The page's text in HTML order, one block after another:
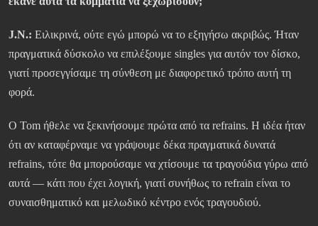
J.N.: Ειλικρινά, ούτε εγώ μπορώ να το εξηγήσω ακριβώς. Ήταν
πραγματικά δύσκολο να επιλέξουμε singles για αυτόν τον δίσκο,
γιατί προσεγγίσαμε τη σύνθεση με διαφορετικό τρόπο αυτή τη
φορά.
Ο Tom ήθελε να ξεκινήσουμε πρώτα από τα refrains. Η ιδέα ήταν
ότι αν καταφέρναμε να γράψουμε δέκα πραγματικά δυνατά
refrains, τότε θα μπορούσαμε να χτίσουμε τα τραγούδια γύρω από
αυτά — κάτι που έχει λογική, γιατί συνήθως το refrain είναι το
συναισθηματικό και μελωδικό κέντρο ενός τραγουδιού.